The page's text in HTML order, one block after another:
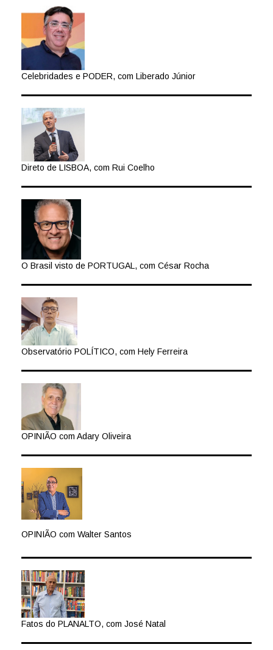
Celebridades e PODER, com Liberado Júnior
Direto de LISBOA, com Rui Coelho
O Brasil visto de PORTUGAL, com César Rocha
Observatório POLÍTICO, com Hely Ferreira
OPINIÃO com Adary Oliveira
OPINIÃO com Walter Santos
Fatos do PLANALTO, com José Natal